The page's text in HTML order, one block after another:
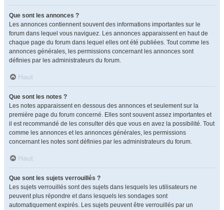
Que sont les annonces ?
Les annonces contiennent souvent des informations importantes sur le
forum dans lequel vous naviguez. Les annonces apparaissent en haut de
chaque page du forum dans lequel elles ont été publiées. Tout comme les
annonces générales, les permissions concernant les annonces sont
définies par les administrateurs du forum.
Haut
Que sont les notes ?
Les notes apparaissent en dessous des annonces et seulement sur la
première page du forum concerné. Elles sont souvent assez importantes et
il est recommandé de les consulter dès que vous en avez la possibilité. Tout
comme les annonces et les annonces générales, les permissions
concernant les notes sont définies par les administrateurs du forum.
Haut
Que sont les sujets verrouillés ?
Les sujets verrouillés sont des sujets dans lesquels les utilisateurs ne
peuvent plus répondre et dans lesquels les sondages sont
automatiquement expirés. Les sujets peuvent être verrouillés par un